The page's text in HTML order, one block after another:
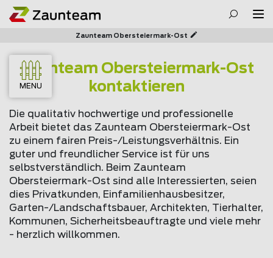
Zaunteam Obersteiermark-Ost
MENU
Zaunteam Obersteiermark-Ost
kontaktieren
Die qualitativ hochwertige und professionelle
Arbeit bietet das Zaunteam Obersteiermark-Ost
zu einem fairen Preis-/Leistungsverhältnis. Ein
guter und freundlicher Service ist für uns
selbstverständlich. Beim Zaunteam
Obersteiermark-Ost sind alle Interessierten, seien
dies Privatkunden, Einfamilienhausbesitzer,
Garten-/Landschaftsbauer, Architekten, Tierhalter,
Kommunen, Sicherheitsbeauftragte und viele mehr
- herzlich willkommen.